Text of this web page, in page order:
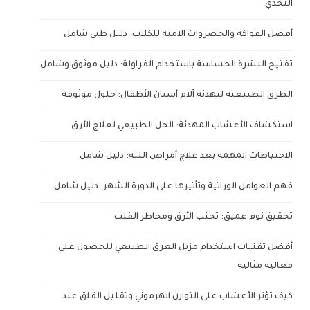
التحدي
أفضل الفواكه والخضروات الآمنة للكلاب: دليل طبي شامل
تفتيح البشرة الحساسة باستخدام الفراولة: دليل موثوق وشامل
الطرق الطبيعية لتهدئة آلام أسنان الأطفال: حلول موثوقة
استكشاف الأعشاب المهدئة: الحل الطبيعي لعلاج الأرق
الاحتياطات المهمة بعد علاج أمراض اللثة: دليل شامل
فهم العوامل الوراثية وتأثيرها على الدورة الشهر: دليل شامل
تحقيق نوم عميق: تجنب الأرق ومخاطر القلب
أفضل تقنيات استخدام مزيل العرق الطبيعي للحصول على
فعالية مثالية
كيف تؤثر الأعشاب على التوازن الهرموني وتقليل القلق عند